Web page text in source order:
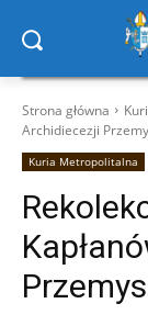
Strona główna
Archidiecezji
Kuria Metropolitalna